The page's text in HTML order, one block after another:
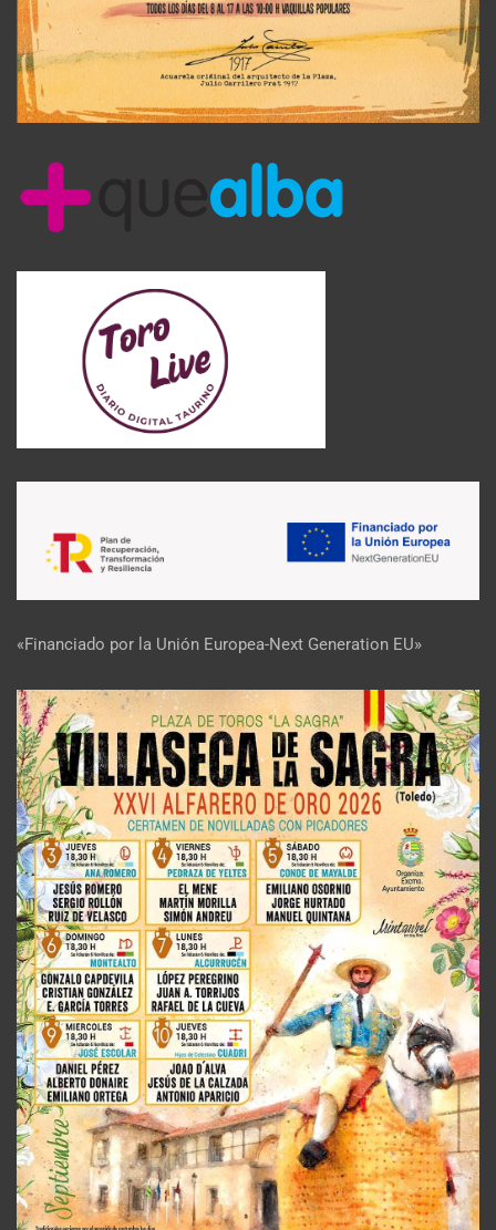
«Financiado por la Unión Europea-Next Generation EU»